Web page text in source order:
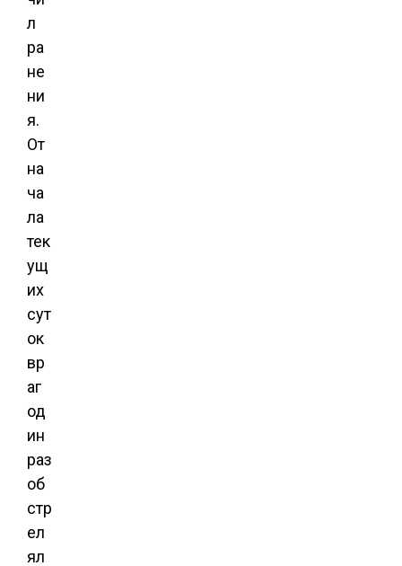
л
ра
не
ни
я.
От
на
ча
ла
тек
ущ
их
сут
ок
вр
аг
од
ин
раз
об
стр
ел
ял